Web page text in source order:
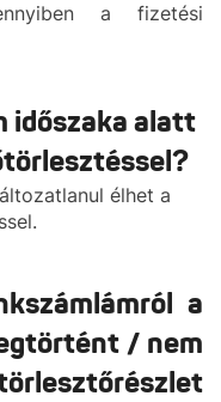
a fizetési
időszaka alatt
élhet a
a
/ nem